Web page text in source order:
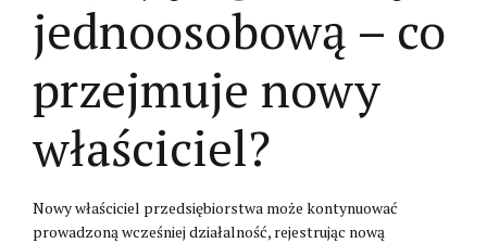
jednoosobową – co
przejmuje nowy
właściciel?
Nowy właściciel przedsiębiorstwa może kontynuować
prowadzoną wcześniej działalność, rejestrując nową